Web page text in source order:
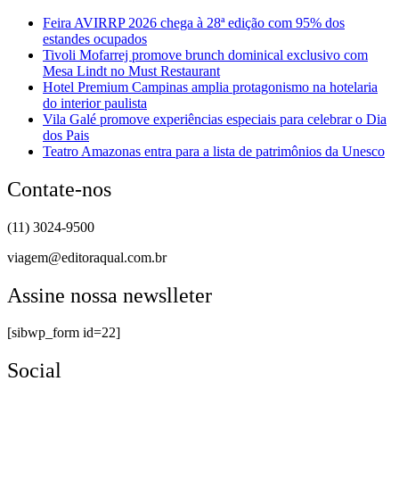
Feira AVIRRP 2026 chega à 28ª edição com 95% dos
estandes ocupados
Tivoli Mofarrej promove brunch dominical exclusivo com
Mesa Lindt no Must Restaurant
Hotel Premium Campinas amplia protagonismo na hotelaria
do interior paulista
Vila Galé promove experiências especiais para celebrar o Dia
dos Pais
Teatro Amazonas entra para a lista de patrimônios da Unesco
Contate-nos
(11) 3024-9500
viagem@editoraqual.com.br
Assine nossa newslleter
[sibwp_form id=22]
Social